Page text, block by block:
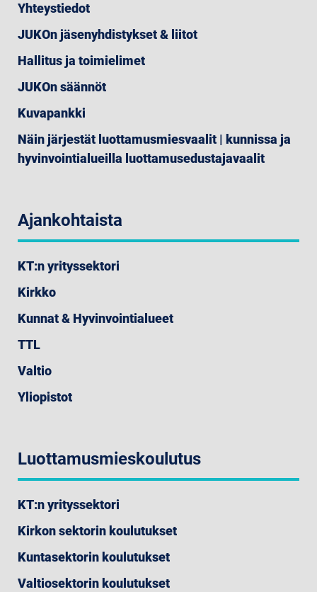
Yhteystiedot
JUKOn jäsenyhdistykset & liitot
Hallitus ja toimielimet
JUKOn säännöt
Kuvapankki
Näin järjestät luottamusmiesvaalit | kunnissa ja
hyvinvointialueilla luottamusedustajavaalit
Ajankohtaista
KT:n yrityssektori
Kirkko
Kunnat & Hyvinvointialueet
TTL
Valtio
Yliopistot
Luottamusmieskoulutus
KT:n yrityssektori
Kirkon sektorin koulutukset
Kuntasektorin koulutukset
Valtiosektorin koulutukset